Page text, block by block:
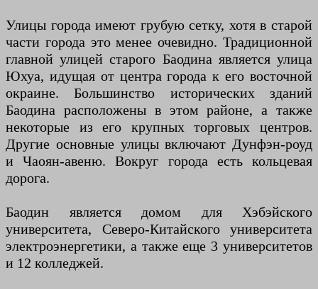
Улицы города имеют грубую сетку, хотя в старой
части города это менее очевидно. Традиционной
главной улицей старого Баодина является улица
Юхуа, идущая от центра города к его восточной
окраине. Большинство исторических зданий
Баодина расположены в этом районе, а также
некоторые из его крупных торговых центров.
Другие основные улицы включают Дунфэн-роуд
и Чаоян-авеню. Вокруг города есть кольцевая
дорога.
Баодин является домом для Хэбэйского
университета, Северо-Китайского университета
электроэнергетики, а также еще 3 университетов
и 12 колледжей.